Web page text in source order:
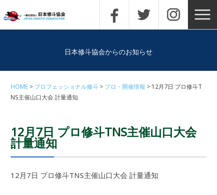
日本修斗協会からのお知らせ
HOME プロフェッショナル修斗 プロ・開催情報
12月7日 プロ修斗T
NS主催山口大会 計量通知
12月7日 プロ修斗TNS主催山口大会
計量通知
12月7日 プロ修斗TNS主催山口大会 計量通知